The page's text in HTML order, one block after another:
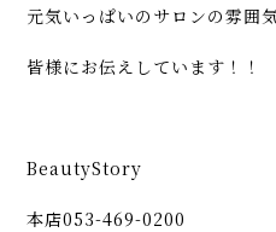
元気いっぱいのサロンの雰囲気
皆様にお伝えしています！！
BeautyStory
本店053-469-0200